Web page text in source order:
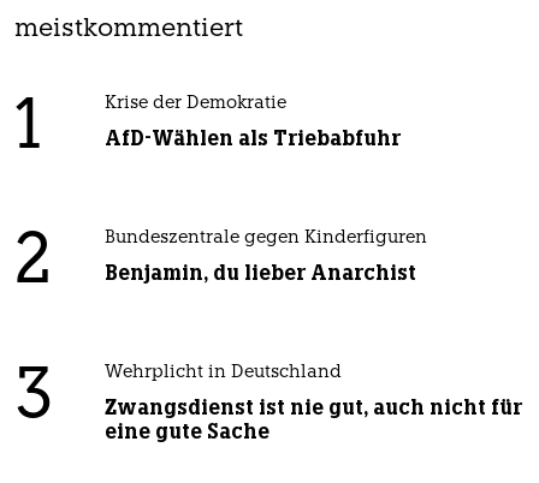
meistkommentiert
1 Krise der Demokratie
AfD-Wählen als Triebabfuhr
2 Bundeszentrale gegen Kinderfiguren
Benjamin, du lieber Anarchist
3 Wehrplicht in Deutschland
Zwangsdienst ist nie gut, auch nicht für
eine gute Sache